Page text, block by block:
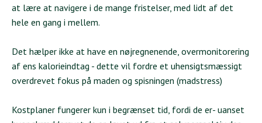
at lære at navigere i de mange fristelser, med lidt af det
hele en gang i mellem.
Det hælper ikke at have en nøjregnenende, overmonitorering
af ens kalorieindtag - dette vil fordre et uhensigtsmæssigt
overdrevet fokus på maden og spisningen (madstress)
Kostplaner fungerer kun i begrænset tid, fordi de er- uanset